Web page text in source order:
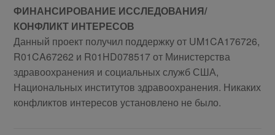
ФИНАНСИРОВАНИЕ ИССЛЕДОВАНИЯ/
КОНФЛИКТ ИНТЕРЕСОВ
Данный проект получил поддержку от UM1CA176726,
R01CA67262 и R01HD078517 от Министерства
здравоохранения и социальных служб США,
Национальных институтов здравоохранения. Никаких
конфликтов интересов установлено не было.